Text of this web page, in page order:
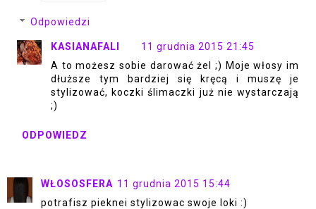
Odpowiedzi
KASIANAFALI
11 grudnia 2015 21:45
A to możesz sobie darować żel ;) Moje włosy im
dłuższe tym bardziej się kręcą i muszę je
stylizować, koczki ślimaczki już nie wystarczają
;)
ODPOWIEDZ
WŁOSOSFERA 11 grudnia 2015 15:44
potrafisz pieknei stylizowac swoje loki :)